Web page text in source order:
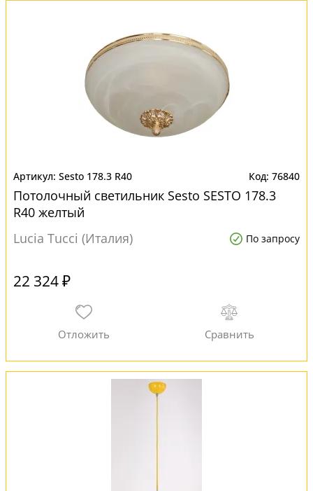
Sesto 178.3 R40 76840
Потолочный светильник Sesto SESTO 178.3
R40 желтый
Lucia Tucci (Италия)
По запросу
22 324 ₽